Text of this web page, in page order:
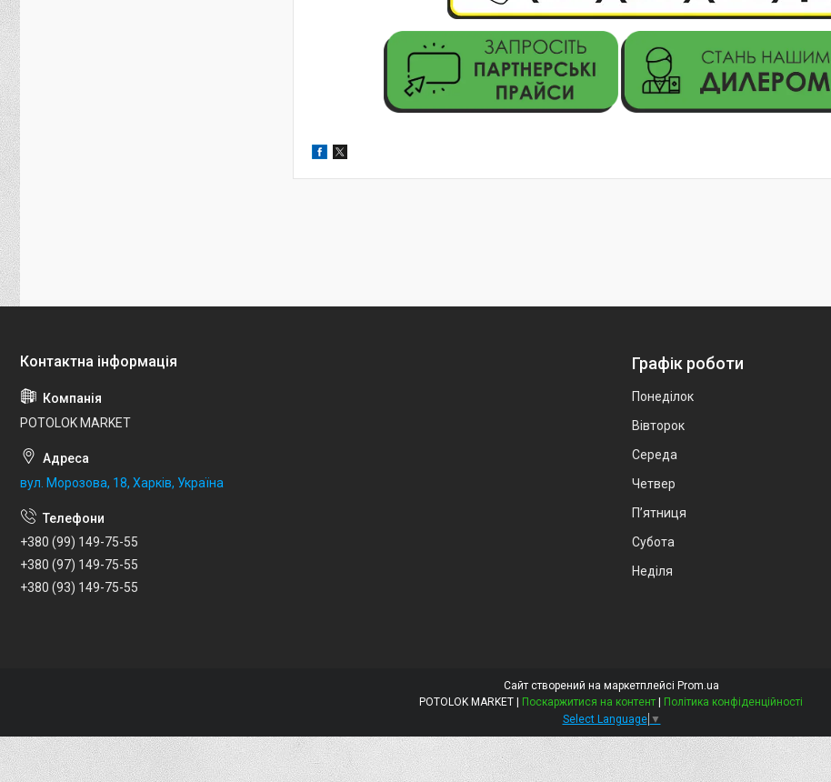
POTOLOK MARKET
вул. Морозова, 18, Харків, Україна
+380 (99) 149-75-55
+380 (97) 149-75-55
+380 (93) 149-75-55
Графік роботи
Понеділок
Вівторок
Середа
Четвер
Пʼятниця
Субота
Неділя
Сайт створений на маркетплейсі Prom.ua
Поскаржитися на контент
Політика конфіденційності
Select Language ▼